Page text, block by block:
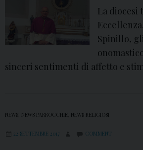
La diocesi
Spinillo,
sinceri sentimenti di affetto e
NEWS NEWS PARROCCHIE NEWS RELIGIOSI
22 SETTEMBRE 2017 COMMENT